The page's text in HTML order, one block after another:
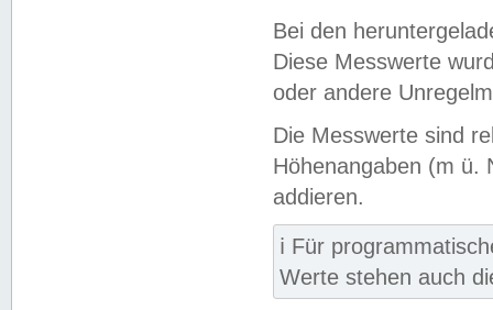
Bei den
Diese Messwerte
oder andere
Die Messwerte sind
Höhenangaben (m ü.
addieren.
ℹ️ Für
Werte stehen auch